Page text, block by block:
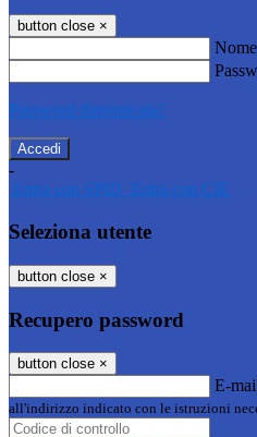
button close ×
Password dimenticata?
-
Entra con SPID Entra con CIE
Seleziona utente
button close ×
Recupero password
button close ×
E-
all'indirizzo indicato con le istruzioni